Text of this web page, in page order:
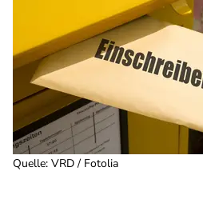
Quelle: VRD / Fotolia